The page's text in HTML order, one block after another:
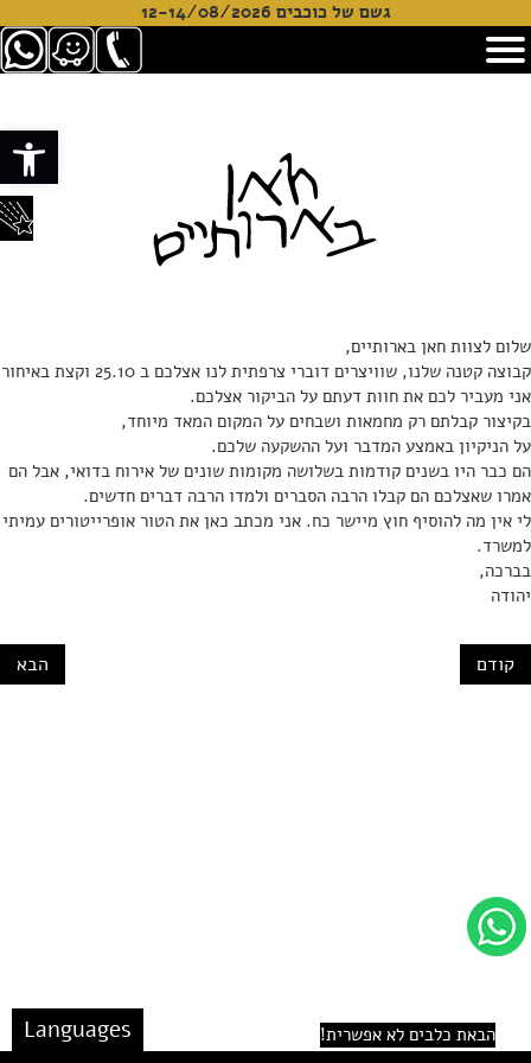
פתח
גשם של כוכבים 12-14/08/2026
הבאת כלבים לא אפשרית!
שלום לצוות חאן בארותיים,
קבוצה קטנה שלנו, שוויצרים דוברי צרפתית לנו אצלכם ב 25.10 וקצת באיחור
אני מעביר לכם את חוות דעתם על הביקור אצלכם.
בקיצור קבלתם רק מחמאות ושבחים על המקום המאד מיוחד,
על הניקיון באמצע המדבר ועל ההשקעה שלכם.
הם כבר היו בשנים קודמות בשלושה מקומות שונים של אירוח בדואי, אבל הם
אמרו שאצלכם הם קבלו הרבה הסברים ולמדו הרבה דברים חדשים.
לי אין מה להוסיף חוץ מיישר כח. אני מכתב כאן את הטור אופרייטורים עמיתי
למשרד.
בברכה,
יהודה
קודם הבא
Languages